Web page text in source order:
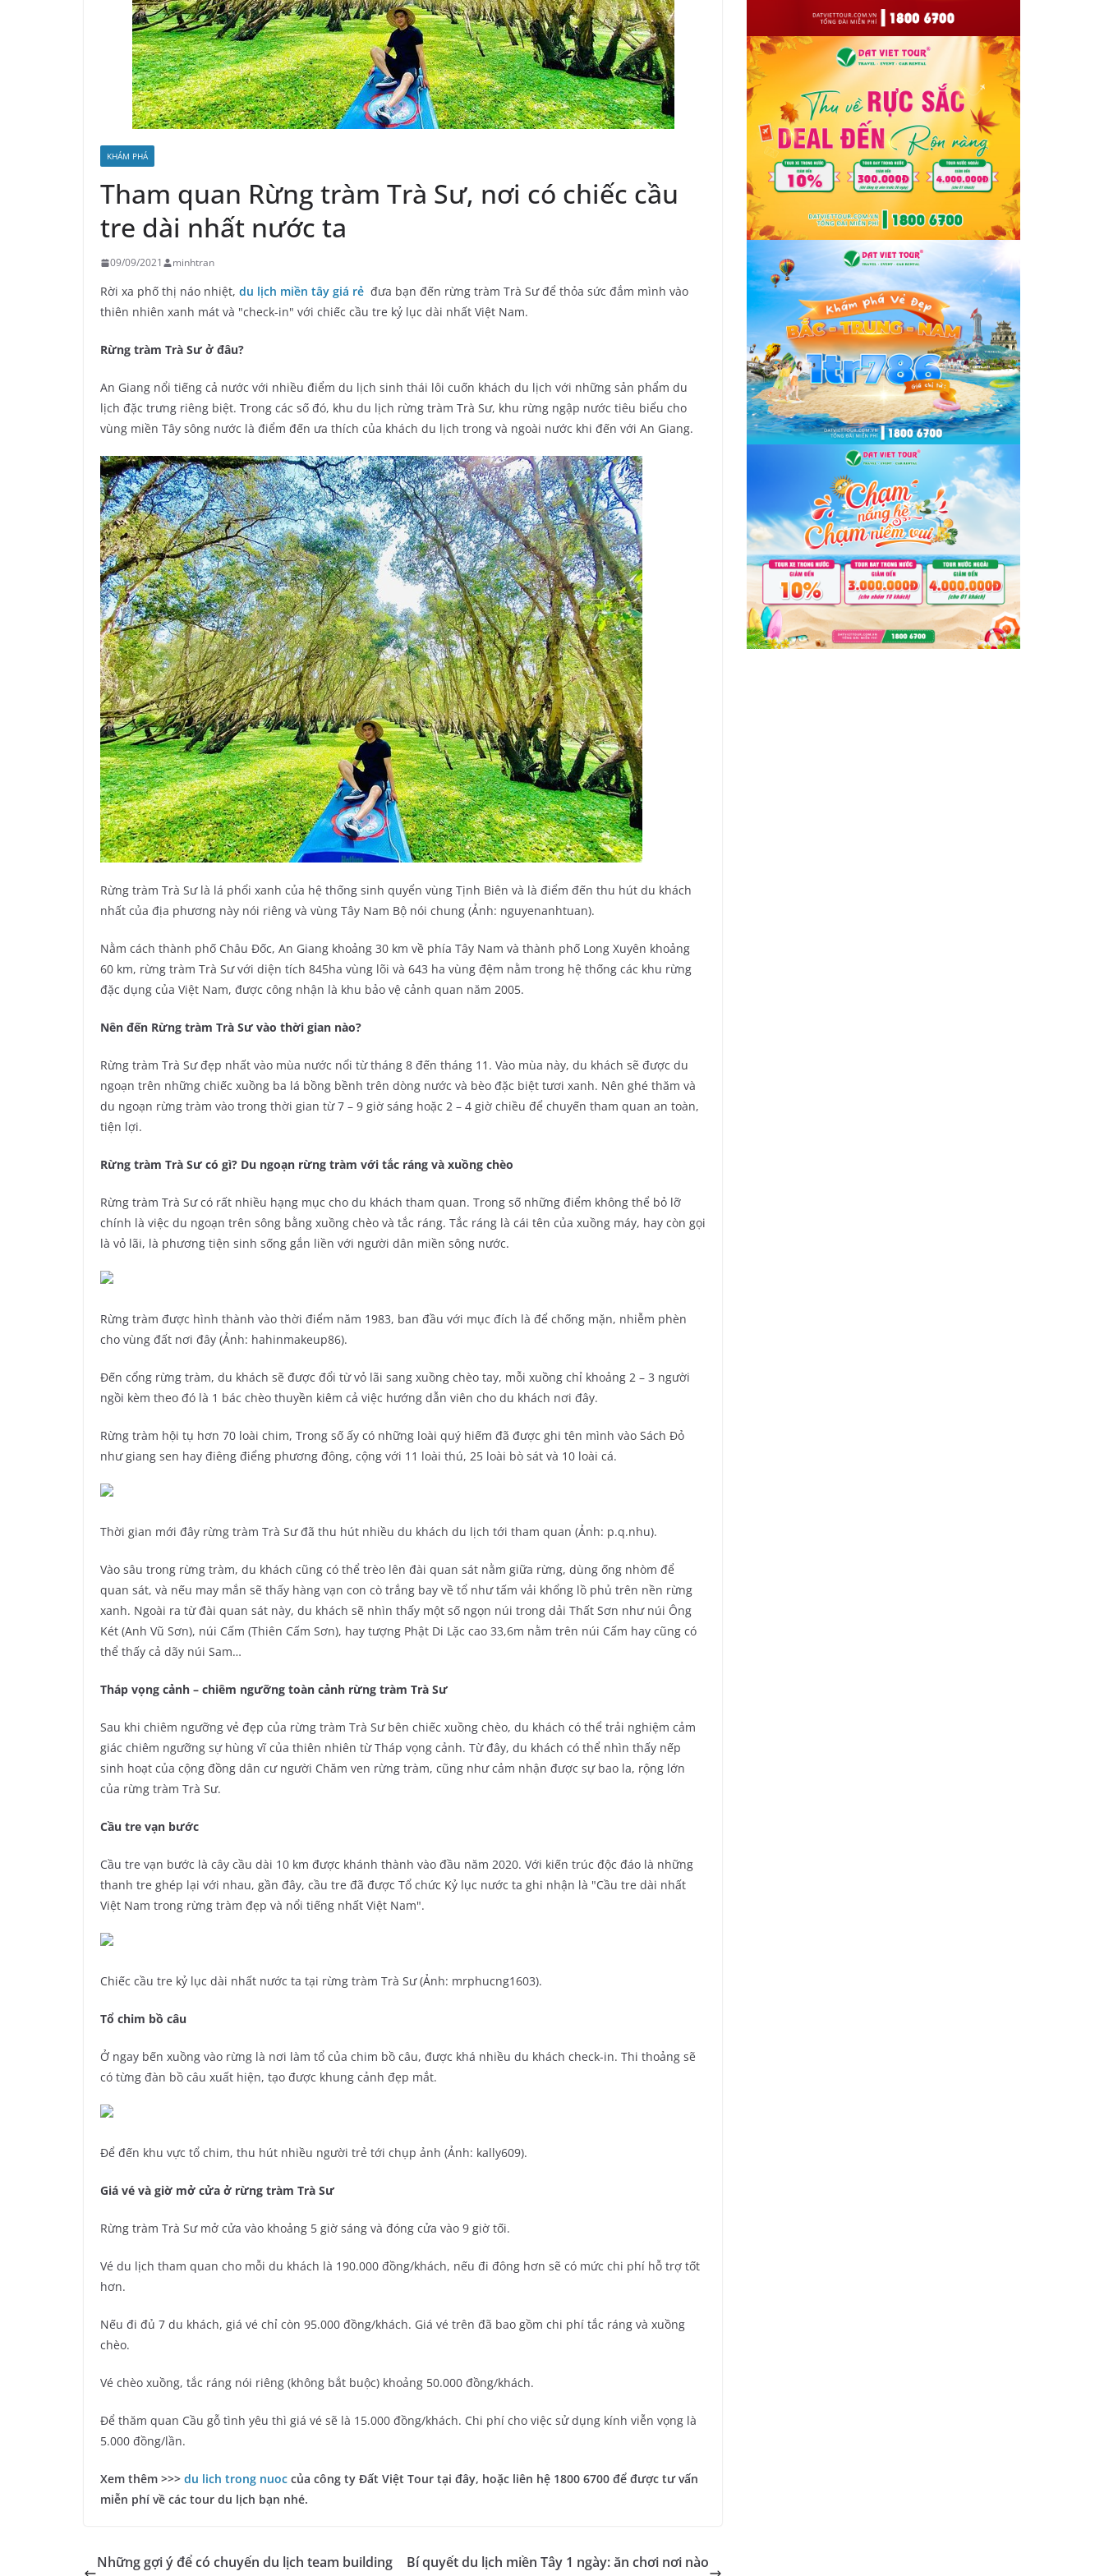
KHÁM PHÁ
Tham quan Rừng tràm Trà Sư, nơi có chiếc cầu
tre dài nhất nước ta
09/09/2021 minhtran
Rời xa phố thị náo nhiệt, du lịch miền tây giá rẻ đưa bạn đến rừng tràm Trà Sư để thỏa sức đắm mình vào
thiên nhiên xanh mát và "check-in" với chiếc cầu tre kỷ lục dài nhất Việt Nam.
Rừng tràm Trà Sư ở đâu?
An Giang nổi tiếng cả nước với nhiều điểm du lịch sinh thái lôi cuốn khách du lịch với những sản phẩm du
lịch đặc trưng riêng biệt. Trong các số đó, khu du lịch rừng tràm Trà Sư, khu rừng ngập nước tiêu biểu cho
vùng miền Tây sông nước là điểm đến ưa thích của khách du lịch trong và ngoài nước khi đến với An Giang.
Rừng tràm Trà Sư là lá phổi xanh của hệ thống sinh quyển vùng Tịnh Biên và là điểm đến thu hút du khách
nhất của địa phương này nói riêng và vùng Tây Nam Bộ nói chung (Ảnh: nguyenanhtuan).
Nằm cách thành phố Châu Đốc, An Giang khoảng 30 km về phía Tây Nam và thành phố Long Xuyên khoảng
60 km, rừng tràm Trà Sư với diện tích 845ha vùng lõi và 643 ha vùng đệm nằm trong hệ thống các khu rừng
đặc dụng của Việt Nam, được công nhận là khu bảo vệ cảnh quan năm 2005.
Nên đến Rừng tràm Trà Sư vào thời gian nào?
Rừng tràm Trà Sư đẹp nhất vào mùa nước nổi từ tháng 8 đến tháng 11. Vào mùa này, du khách sẽ được du
ngoạn trên những chiếc xuồng ba lá bồng bềnh trên dòng nước và bèo đặc biệt tươi xanh. Nên ghé thăm và
du ngoạn rừng tràm vào trong thời gian từ 7 – 9 giờ sáng hoặc 2 – 4 giờ chiều để chuyến tham quan an toàn,
tiện lợi.
Rừng tràm Trà Sư có gì? Du ngoạn rừng tràm với tắc ráng và xuồng chèo
Rừng tràm Trà Sư có rất nhiều hạng mục cho du khách tham quan. Trong số những điểm không thể bỏ lỡ
chính là việc du ngoạn trên sông bằng xuồng chèo và tắc ráng. Tắc ráng là cái tên của xuồng máy, hay còn gọi
là vỏ lãi, là phương tiện sinh sống gắn liền với người dân miền sông nước.
Rừng tràm được hình thành vào thời điểm năm 1983, ban đầu với mục đích là để chống mặn, nhiễm phèn
cho vùng đất nơi đây (Ảnh: hahinmakeup86).
Đến cổng rừng tràm, du khách sẽ được đổi từ vỏ lãi sang xuồng chèo tay, mỗi xuồng chỉ khoảng 2 – 3 người
ngồi kèm theo đó là 1 bác chèo thuyền kiêm cả việc hướng dẫn viên cho du khách nơi đây.
Rừng tràm hội tụ hơn 70 loài chim, Trong số ấy có những loài quý hiếm đã được ghi tên mình vào Sách Đỏ
như giang sen hay điêng điểng phương đông, cộng với 11 loài thú, 25 loài bò sát và 10 loài cá.
Thời gian mới đây rừng tràm Trà Sư đã thu hút nhiều du khách du lịch tới tham quan (Ảnh: p.q.nhu).
Vào sâu trong rừng tràm, du khách cũng có thể trèo lên đài quan sát nằm giữa rừng, dùng ống nhòm để
quan sát, và nếu may mắn sẽ thấy hàng vạn con cò trắng bay về tổ như tấm vải khổng lồ phủ trên nền rừng
xanh. Ngoài ra từ đài quan sát này, du khách sẽ nhìn thấy một số ngọn núi trong dải Thất Sơn như núi Ông
Két (Anh Vũ Sơn), núi Cấm (Thiên Cấm Sơn), hay tượng Phật Di Lặc cao 33,6m nằm trên núi Cấm hay cũng có
thể thấy cả dãy núi Sam…
Tháp vọng cảnh – chiêm ngưỡng toàn cảnh rừng tràm Trà Sư
Sau khi chiêm ngưỡng vẻ đẹp của rừng tràm Trà Sư bên chiếc xuồng chèo, du khách có thể trải nghiệm cảm
giác chiêm ngưỡng sự hùng vĩ của thiên nhiên từ Tháp vọng cảnh. Từ đây, du khách có thể nhìn thấy nếp
sinh hoạt của cộng đồng dân cư người Chăm ven rừng tràm, cũng như cảm nhận được sự bao la, rộng lớn
của rừng tràm Trà Sư.
Cầu tre vạn bước
Cầu tre vạn bước là cây cầu dài 10 km được khánh thành vào đầu năm 2020. Với kiến trúc độc đáo là những
thanh tre ghép lại với nhau, gần đây, cầu tre đã được Tổ chức Kỷ lục nước ta ghi nhận là "Cầu tre dài nhất
Việt Nam trong rừng tràm đẹp và nổi tiếng nhất Việt Nam".
Chiếc cầu tre kỷ lục dài nhất nước ta tại rừng tràm Trà Sư (Ảnh: mrphucng1603).
Tổ chim bồ câu
Ở ngay bến xuồng vào rừng là nơi làm tổ của chim bồ câu, được khá nhiều du khách check-in. Thi thoảng sẽ
có từng đàn bồ câu xuất hiện, tạo được khung cảnh đẹp mắt.
Để đến khu vực tổ chim, thu hút nhiều người trẻ tới chụp ảnh (Ảnh: kally609).
Giá vé và giờ mở cửa ở rừng tràm Trà Sư
Rừng tràm Trà Sư mở cửa vào khoảng 5 giờ sáng và đóng cửa vào 9 giờ tối.
Vé du lịch tham quan cho mỗi du khách là 190.000 đồng/khách, nếu đi đông hơn sẽ có mức chi phí hỗ trợ tốt
hơn.
Nếu đi đủ 7 du khách, giá vé chỉ còn 95.000 đồng/khách. Giá vé trên đã bao gồm chi phí tắc ráng và xuồng
chèo.
Vé chèo xuồng, tắc ráng nói riêng (không bắt buộc) khoảng 50.000 đồng/khách.
Để thăm quan Cầu gỗ tình yêu thì giá vé sẽ là 15.000 đồng/khách. Chi phí cho việc sử dụng kính viễn vọng là
5.000 đồng/lần.
Xem thêm >>> du lich trong nuoc của công ty Đất Việt Tour tại đây, hoặc liên hệ 1800 6700 để được tư vấn
miễn phí về các tour du lịch bạn nhé.
Những gợi ý để có chuyến du lịch team building Bí quyết du lịch miền Tây 1 ngày: ăn chơi nơi nào